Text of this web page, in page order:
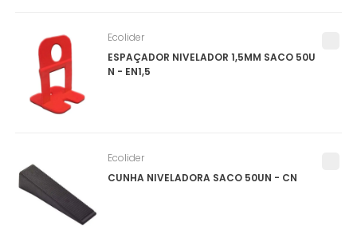
ESPAÇADOR NIVELADOR 1,5MM SACO 50U
N - EN1,5
Ecolider
CUNHA NIVELADORA SACO 50UN - CN
Ecolider